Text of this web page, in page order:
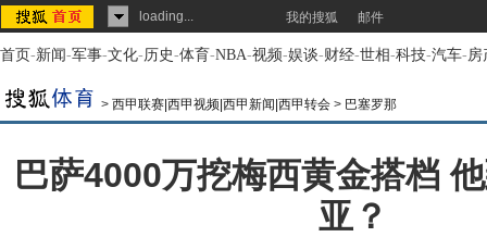
loading... 我的搜狐 邮件
首页-新闻-军事-文化-历史-体育-NBA-视频-娱谈-财经-世相-科技-汽车-房
> 西甲联赛|西甲视频|西甲新闻|西甲转会 > 巴塞罗那
巴萨4000万挖梅西黄金搭档
亚？